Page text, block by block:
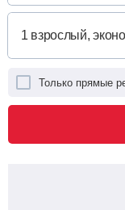
Только прямые